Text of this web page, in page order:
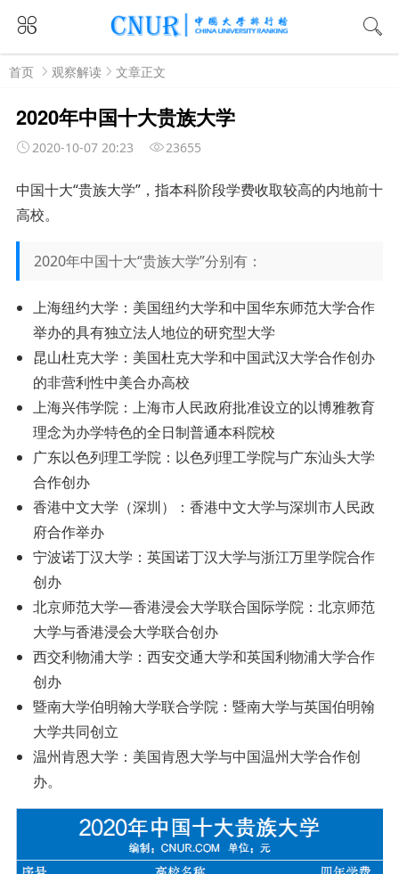
首页 观察解读 文章正文
2020年中国十大贵族大学
2020-10-07 20:23 23655
中国十大“贵族大学”，指本科阶段学费收取较高的内地前十
高校。
2020年中国十大“贵族大学”分别有：
上海纽约大学：美国纽约大学和中国华东师范大学合作
举办的具有独立法人地位的研究型大学
昆山杜克大学：美国杜克大学和中国武汉大学合作创办
的非营利性中美合办高校
上海兴伟学院：上海市人民政府批准设立的以博雅教育
理念为办学特色的全日制普通本科院校
广东以色列理工学院：以色列理工学院与广东汕头大学
合作创办
香港中文大学（深圳）：香港中文大学与深圳市人民政
府合作举办
宁波诺丁汉大学：英国诺丁汉大学与浙江万里学院合作
创办
北京师范大学—香港浸会大学联合国际学院：北京师范
大学与香港浸会大学联合创办
西交利物浦大学：西安交通大学和英国利物浦大学合作
创办
暨南大学伯明翰大学联合学院：暨南大学与英国伯明翰
大学共同创立
温州肯恩大学：美国肯恩大学与中国温州大学合作创
办。